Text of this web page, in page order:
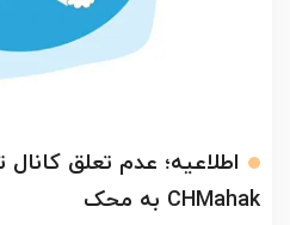
اطلاعیه؛ عدم تعلق کانال
CHMahak به محک